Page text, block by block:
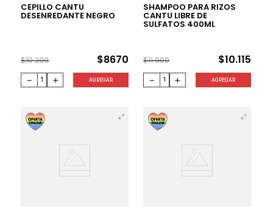
CEPILLO CANTU
DESENREDANTE NEGRO
$10.200 $8670
＋
－ AGREGAR
SHAMPOO PARA RIZOS
CANTU LIBRE DE
SULFATOS 400ML
$11.900 $10.115
＋
－ AGREGAR